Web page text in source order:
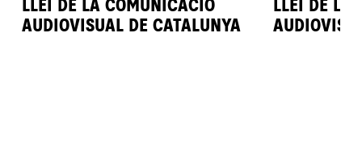
LLEI DE LA COMUNICACIÓ
AUDIOVISUAL DE CATALUNYA
LLEI DE LA